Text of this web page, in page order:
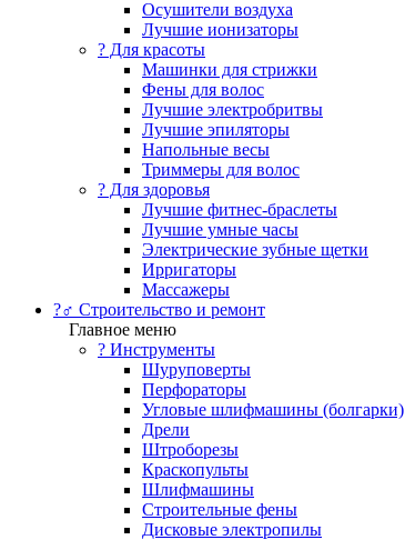
Осушители воздуха
Лучшие ионизаторы
? Для красоты
Машинки для стрижки
Фены для волос
Лучшие электробритвы
Лучшие эпиляторы
Напольные весы
Триммеры для волос
? Для здоровья
Лучшие фитнес-браслеты
Лучшие умные часы
Электрические зубные щетки
Ирригаторы
Массажеры
?‍♂️ Строительство и ремонт
Главное меню
?️ Инструменты
Шуруповерты
Перфораторы
Угловые шлифмашины (болгарки)
Дрели
Штроборезы
Краскопульты
Шлифмашины
Строительные фены
Дисковые электропилы